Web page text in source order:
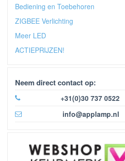
Bediening en Toebehoren
ZIGBEE Verlichting
Meer LED
ACTIEPRIJZEN!
Neem direct contact op:
+31(0)30 737 0522
info@applamp.nl